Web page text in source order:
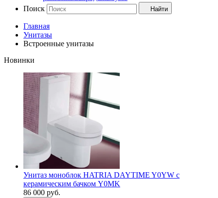
Поиск
Найти
Главная
Унитазы
Встроенные унитазы
Новинки
Унитаз моноблок HATRIA DAYTIME Y0YW с
керамическим бачком Y0MK
86 000 руб.